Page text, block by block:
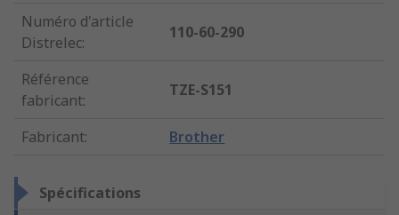
Numéro d'article
Distrelec:
110-60-290
Référence
fabricant:
TZE-S151
Fabricant: Brother
Spécifications